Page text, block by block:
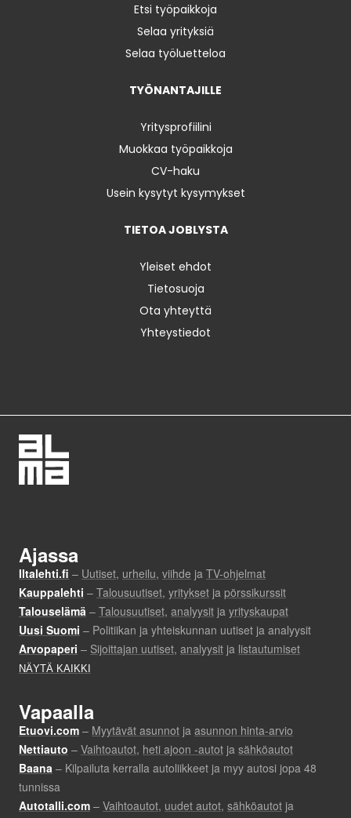
Etsi työpaikkoja
Selaa yrityksiä
Selaa työluetteloa
TYÖNANTAJILLE
Yritysprofiilini
Muokkaa työpaikkoja
CV-haku
Usein kysytyt kysymykset
TIETOA JOBLYSTA
Yleiset ehdot
Tietosuoja
Ota yhteyttä
Yhteystiedot